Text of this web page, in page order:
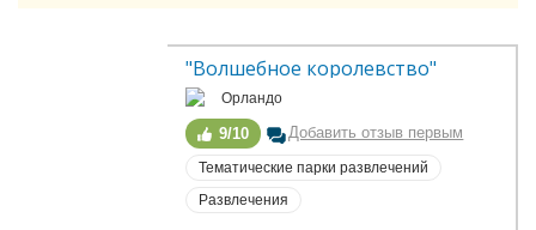
"Волшебное королевство"
Орландо
9/10 Добавить отзыв первым
Тематические парки развлечений
Развлечения